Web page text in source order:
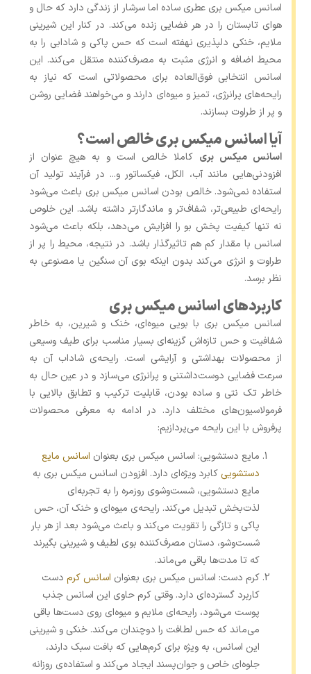
اسانس میکس بری عطری ساده اما سرشار از زندگی دارد که حال و
هوای تابستان را در هر فضایی زنده می‌کند. در کنار این شیرینی
ملایم، خنکی دلپذیری نهفته است که حس پاکی و شادابی را به
محیط اضافه و انرژی مثبت به مصرف‌کننده منتقل می‌کند. این
اسانس انتخابی فوق‌العاده برای محصولاتی است که نیاز به
رایحه‌های پرانرژی، تمیز و میوه‌ای دارند و می‌خواهند فضایی روشن
و پر از طراوت بسازند.
آیا اسانس میکس بری خالص است؟
اسانس میکس بری کاملا خالص است و به هیچ عنوان از
افزودنی‌هایی مانند آب، الکل، فیکساتور و... در فرآیند تولید آن
استفاده نمی‌شود. خالص بودن اسانس میکس بری باعث می‌شود
رایحه‌ای طبیعی‌تر، شفاف‌تر و ماندگارتر داشته باشد. این خلوص
نه‌ تنها کیفیت پخش بو را افزایش می‌دهد، بلکه باعث می‌شود
اسانس با مقدار کم هم تاثیرگذار باشد. در نتیجه، محیط را پر از
طراوت و انرژی می‌کند بدون اینکه بوی آن سنگین یا مصنوعی به
نظر برسد.
کاربردهای اسانس میکس بری
اسانس میکس بری با بویی میوه‌ای، خنک و شیرین، به ‌خاطر
شفافیت و حس تازه‌اش گزینه‌ای بسیار مناسب برای طیف وسیعی
از محصولات بهداشتی و آرایشی است. رایحه‌ی شاداب آن به‌
سرعت فضایی دوست‌داشتنی و پرانرژی می‌سازد و در عین حال به
‌خاطر تک ‌نتی و ساده بودن، قابلیت ترکیب و تطابق بالایی با
فرمولاسیون‌های مختلف دارد. در ادامه به معرفی محصولات
پرفروش با این رایحه می‌پردازیم:
مایع دستشویی: اسانس میکس بری بعنوان اسانس مایع
دستشویی کابرد ویژه‌ای دارد. افزودن اسانس میکس بری به
مایع دستشویی، شست‌وشوی روزمره را به تجربه‌ای
لذت‌بخش تبدیل می‌کند. رایحه‌ی میوه‌ای و خنک آن، حس
پاکی و تازگی را تقویت می‌کند و باعث می‌شود بعد از هر بار
شست‌وشو، دستان مصرف‌کننده بوی لطیف و شیرینی بگیرند
که تا مدت‌ها باقی می‌ماند.
کرم دست: اسانس میکس بری بعنوان اسانس کرم دست
کاربرد گسترده‌ای دارد. وقتی کرم حاوی این اسانس جذب
پوست می‌شود، رایحه‌ای ملایم و میوه‌ای روی دست‌ها باقی
می‌ماند که حس لطافت را دوچندان می‌کند. خنکی و شیرینی
این اسانس، به ‌ویژه برای کرم‌هایی که بافت سبک دارند،
جلوه‌ای خاص و جوان‌پسند ایجاد می‌کند و استفاده‌ی روزانه